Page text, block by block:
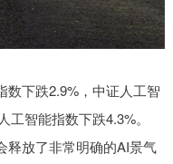
下跌2.9%，中证人工智
智能指数下跌4.3%。
释放了非常明确的AI景气